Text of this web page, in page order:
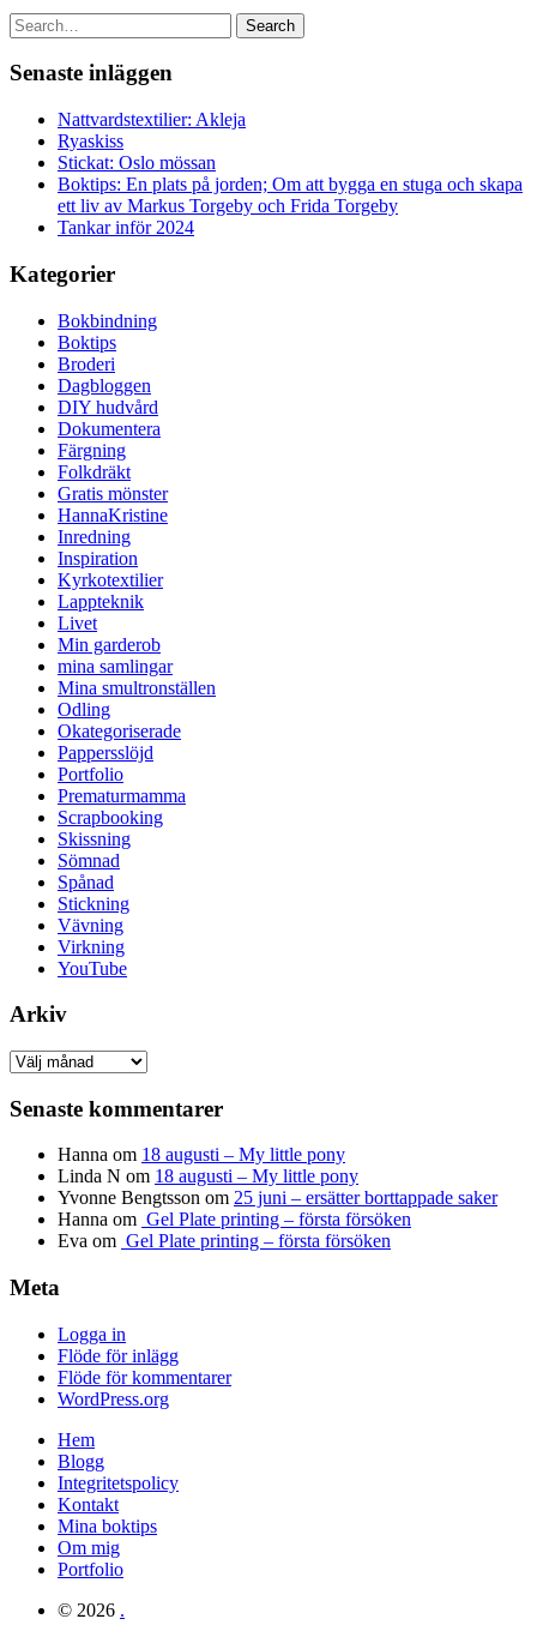
Search
Senaste inläggen
Nattvardstextilier: Akleja
Ryaskiss
Stickat: Oslo mössan
Boktips: En plats på jorden; Om att bygga en stuga och skapa
ett liv av Markus Torgeby och Frida Torgeby
Tankar inför 2024
Kategorier
Bokbindning
Boktips
Broderi
Dagbloggen
DIY hudvård
Dokumentera
Färgning
Folkdräkt
Gratis mönster
HannaKristine
Inredning
Inspiration
Kyrkotextilier
Lappteknik
Livet
Min garderob
mina samlingar
Mina smultronställen
Odling
Okategoriserade
Pappersslöjd
Portfolio
Prematurmamma
Scrapbooking
Skissning
Sömnad
Spånad
Stickning
Vävning
Virkning
YouTube
Arkiv
Arkiv
Senaste kommentarer
Hanna om 18 augusti – My little pony
Linda N om 18 augusti – My little pony
Yvonne Bengtsson om 25 juni – ersätter borttappade saker
Hanna om Gel Plate printing – första försöken
Eva om Gel Plate printing – första försöken
Meta
Logga in
Flöde för inlägg
Flöde för kommentarer
WordPress.org
Hem
Blogg
Integritetspolicy
Kontakt
Mina boktips
Om mig
Portfolio
© 2026 .